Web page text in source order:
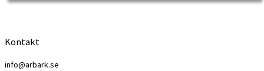
Kontakt
info@arbark.se